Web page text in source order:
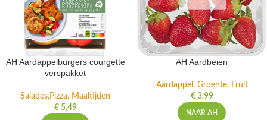
AH Aardappelburgers courgette
verspakket
Salades,Pizza, Maaltijden
€5,49
AH Aardbeien
Aardappel, Groente, Fruit
€3,99
NAAR AH